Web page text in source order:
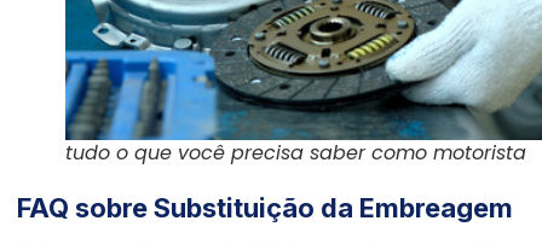
tudo o que você precisa saber como motorista
FAQ sobre Substituição da Embreagem